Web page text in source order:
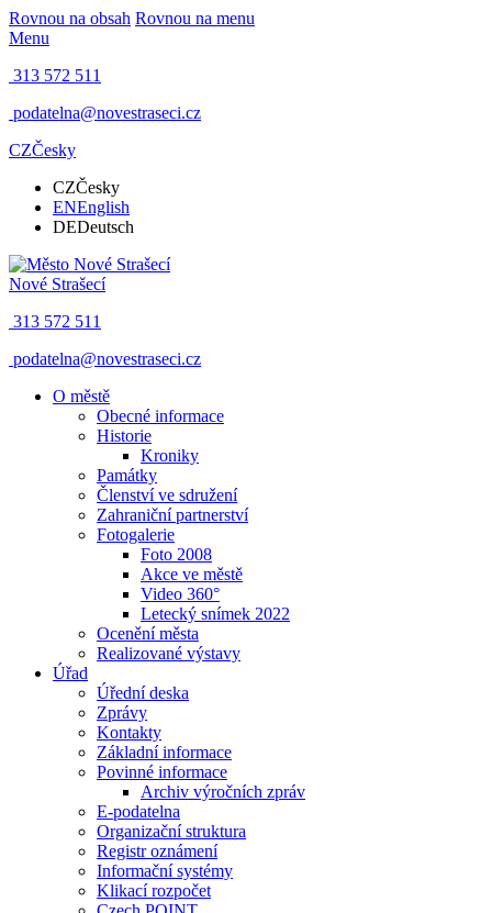
Rovnou na obsah Rovnou na menu
Menu
313 572 511
podatelna@novestraseci.cz
CZČesky
CZČesky
ENEnglish
DEDeutsch
Nové Strašecí
313 572 511
podatelna@novestraseci.cz
O městě
Obecné informace
Historie
Kroniky
Památky
Členství ve sdružení
Zahraniční partnerství
Fotogalerie
Foto 2008
Akce ve městě
Video 360°
Letecký snímek 2022
Ocenění města
Realizované výstavy
Úřad
Úřední deska
Zprávy
Kontakty
Základní informace
Povinné informace
Archiv výročních zpráv
E-podatelna
Organizační struktura
Registr oznámení
Informační systémy
Klikací rozpočet